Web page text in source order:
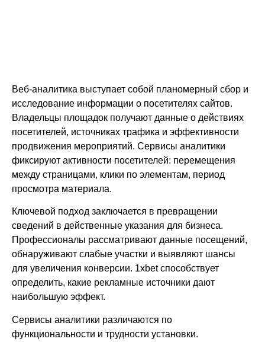
Веб-аналитика выступает собой планомерный сбор и
исследование информации о посетителях сайтов.
Владельцы площадок получают данные о действиях
посетителей, источниках трафика и эффективности
продвижения мероприятий. Сервисы аналитики
фиксируют активности посетителей: перемещения
между страницами, клики по элементам, период
просмотра материала.
Ключевой подход заключается в превращении
сведений в действенные указания для бизнеса.
Профессионалы рассматривают данные посещений,
обнаруживают слабые участки и выявляют шансы
для увеличения конверсии. 1xbet способствует
определить, какие рекламные источники дают
наибольшую эффект.
Сервисы аналитики различаются по
функциональности и трудности установки.